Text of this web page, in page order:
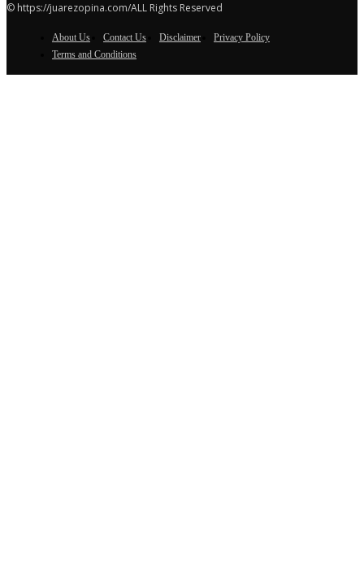
© https://juarezopina.com/ALL Rights Reserved
About Us Contact Us Disclaimer
Privacy Policy
Terms and Conditions